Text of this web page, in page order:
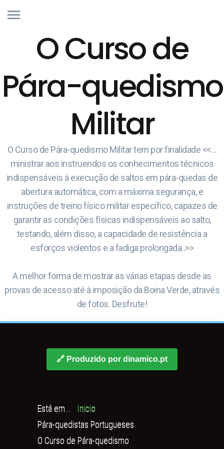
O Curso de
Pára-quedismo
Militar
O Curso de Pára-quedismo Militar tem por finalidade <<…
ministrar aos instruendos os conhecimentos técnicos
indispensáveis à execução de saltos em pára-quedas de
abertura automática, com a máxima segurança, e
instruções de treino físico militar específico, capazes de
garantir as condições físicas indispensáveis ao salto,
testando, além disso, a capacidade de resistência a
esforços violentos e a fadiga prolongada..>>
A melhor forma de mostrar as várias etapas desde as
provas de acesso até à imposição da Boina Verde, através
de fotos. Desfrute!
🔗 Produzido por dinamico.pt
Está em...
Inicio
Pára-quedistas Portugueses
O Curso de Pára-quedismo